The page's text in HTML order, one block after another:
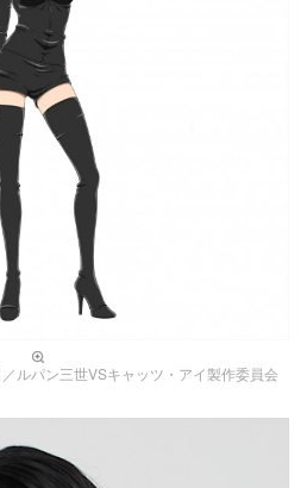
ルパン三世VSキャッツ・アイ製作委員会